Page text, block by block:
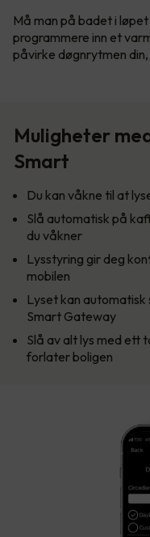
Må man på badet i
programmere inn et
påvirke døgnrytmen
Muligheter
Smart
Du kan våkne til at
Slå automatisk på
du våkner
Lysstyring gir deg
mobilen
Lyset kan automatisk
Smart Gateway
Slå av alt lys med ett
forlater boligen